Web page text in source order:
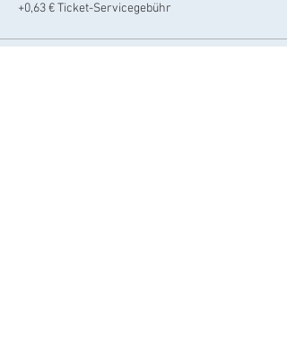
+0,63 € Ticket-Servicegebühr